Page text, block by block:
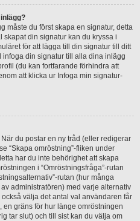
måste du först skapa en signatur, detta
din signatur kan du kryssa i
för att lägga till din signatur till ditt
din signatur till alla dina inlägg
(du kan fortfarande förhindra att
att klicka ur Infoga min signatur-
du postar en ny tråd (eller redigerar
“Skapa omröstning”-fliken under
har du inte behörighet att skapa
i “Omröstningsfråga”-rutan
rutan (hur många
administratören) med varje alternativ
välja det antal val användaren får
en gräns för hur länge omröstningen
tar slut) och till sist kan du välja om